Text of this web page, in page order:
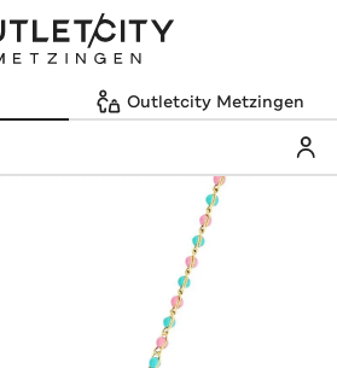
Outletcity Metzingen